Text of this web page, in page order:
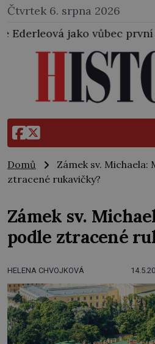
Čtvrtek 6. srpna 2026
první žena přeplavala
Domů
Zámek sv. Michaela:
ztracené rukavičky?
Zámek sv.
podle ztracené
HELENA CHVOJKOVÁ